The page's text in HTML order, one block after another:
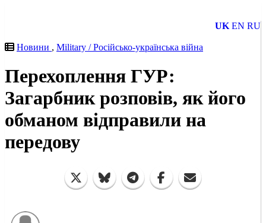
UK EN RU
Новини , Military / Російсько-українська війна
Перехоплення ГУР:
Загарбник розповів, як його
обманом відправили на
передову